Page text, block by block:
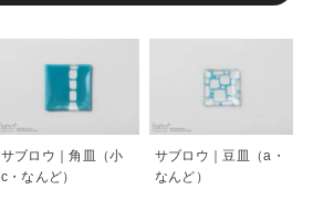
サブロウ｜角皿（小
c・なんど）
サブロウ｜豆皿（a・
なんど）